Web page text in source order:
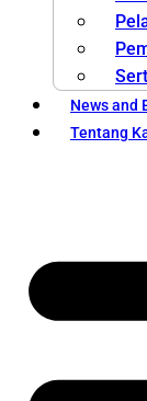
News and
Tentang